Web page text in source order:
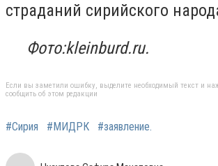
страданий сирийского
Фото:kleinburd.ru.
Если вы заметили ошибку, выделите необходимый текст и
сообщить об этом редакции
#Сирия #МИДРК #заявление.